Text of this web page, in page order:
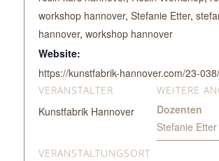
workshop hannover, Stefanie Etter,
hannover, workshop hannover
Website:
https://kunstfabrik-hannover.com/23-038/
VERANSTALTUNGSORT
VERANSTALTER
Kunstfabrik Hannover
WEITERE
Dozenten
Stefanie Etter